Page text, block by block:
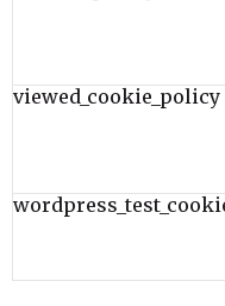
viewed_cookie_policy